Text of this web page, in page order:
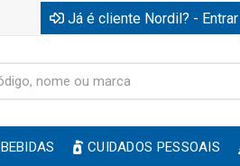
Já é cliente Nordil? - Entrar
BEBIDAS CUIDADOS PESSOAIS